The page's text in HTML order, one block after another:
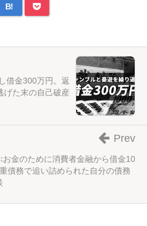
B!
借金300万円。返
げた末の自己破産
お金のために消費者金融から借金10
債務で追い詰められた自分の債務
Prev